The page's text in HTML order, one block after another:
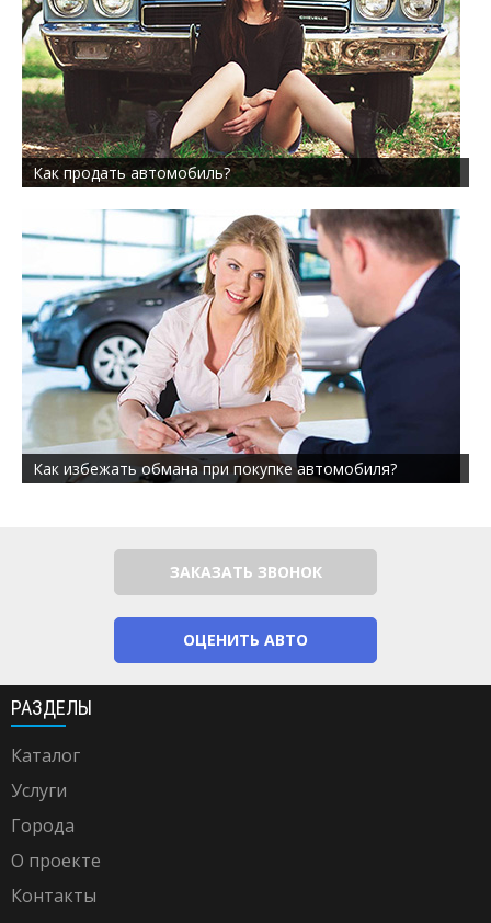
Как продать автомобиль?
Как избежать обмана при покупке автомобиля?
ЗАКАЗАТЬ ЗВОНОК
ОЦЕНИТЬ АВТО
РАЗДЕЛЫ
Каталог
Услуги
Города
О проекте
Контакты